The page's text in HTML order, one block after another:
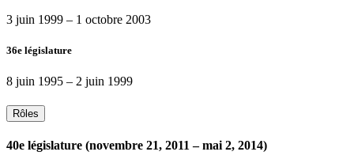
3 juin 1999 – 1 octobre 2003
36e législature
8 juin 1995 – 2 juin 1999
Rôles
40e législature (novembre 21, 2011 – mai 2, 2014)